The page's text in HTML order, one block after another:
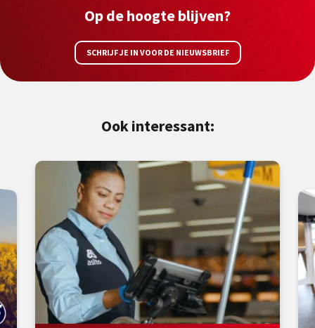
Op de hoogte blijven?
SCHRIJF JE IN VOOR DE NIEUWSBRIEF
Ook interessant: